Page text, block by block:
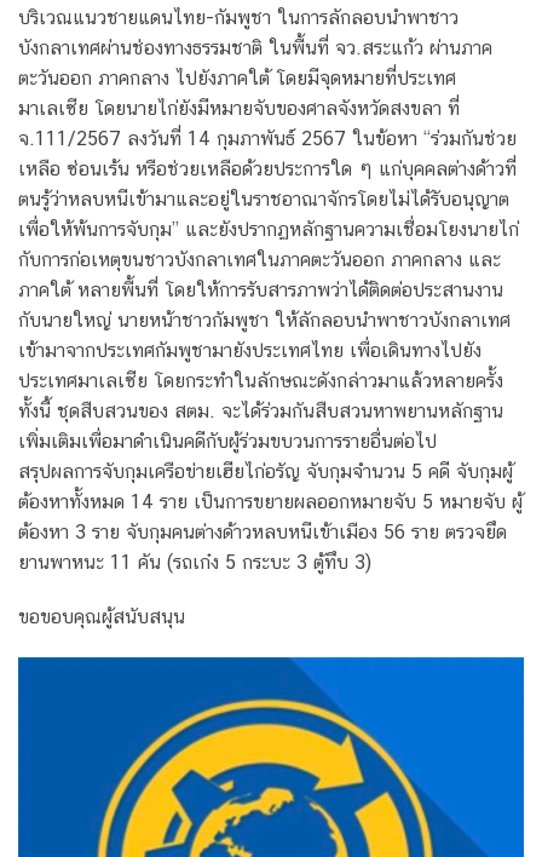
บริเวณแนวชายแดนไทย-กัมพูชา ในการลักลอบนำพาชาว
บังกลาเทศผ่านช่องทางธรรมชาติ ในพื้นที่ จว.สระแก้ว ผ่านภาค
ตะวันออก ภาคกลาง ไปยังภาคใต้ โดยมีจุดหมายที่ประเทศ
มาเลเซีย โดยนายไก่ยังมีหมายจับของศาลจังหวัดสงขลา ที่
จ.111/2567 ลงวันที่ 14 กุมภาพันธ์ 2567 ในข้อหา “ร่วมกันช่วย
เหลือ ซ่อนเร้น หรือช่วยเหลือด้วยประการใด ๆ แก่บุคคลต่างด้าวที่
ตนรู้ว่าหลบหนีเข้ามาและอยู่ในราชอาณาจักรโดยไม่ได้รับอนุญาต
เพื่อให้พ้นการจับกุม” และยังปรากฏหลักฐานความเชื่อมโยงนายไก่
กับการก่อเหตุขนชาวบังกลาเทศในภาคตะวันออก ภาคกลาง และ
ภาคใต้ หลายพื้นที่ โดยให้การรับสารภาพว่าได้ติดต่อประสานงาน
กับนายใหญ่ นายหน้าชาวกัมพูชา ให้ลักลอบนำพาชาวบังกลาเทศ
เข้ามาจากประเทศกัมพูชามายังประเทศไทย เพื่อเดินทางไปยัง
ประเทศมาเลเซีย โดยกระทำในลักษณะดังกล่าวมาแล้วหลายครั้ง
ทั้งนี้ ชุดสืบสวนของ สตม. จะได้ร่วมกันสืบสวนหาพยานหลักฐาน
เพิ่มเติมเพื่อมาดำเนินคดีกับผู้ร่วมขบวนการรายอื่นต่อไป
สรุปผลการจับกุมเครือข่ายเฮียไก่อรัญ จับกุมจำนวน 5 คดี จับกุมผู้
ต้องหาทั้งหมด 14 ราย เป็นการขยายผลออกหมายจับ 5 หมายจับ ผู้
ต้องหา 3 ราย จับกุมคนต่างด้าวหลบหนีเข้าเมือง 56 ราย ตรวจยึด
ยานพาหนะ 11 คัน (รถเก๋ง 5 กระบะ 3 ตู้ทึบ 3)
ขอขอบคุณผู้สนับสนุน